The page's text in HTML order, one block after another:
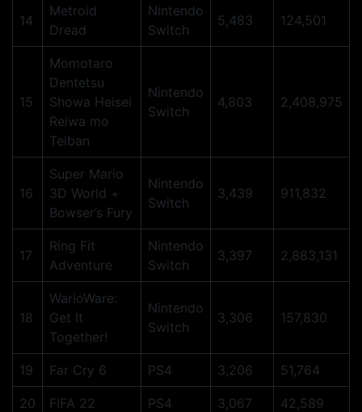
14
Metroid
Dread
Nintendo
Switch
5,483 124,501
15
Momotaro
Dentetsu
Showa Heisei
Reiwa mo
Teiban
Nintendo
Switch
4,803 2,408,975
16
Super Mario
3D World +
Bowser’s Fury
Nintendo
Switch
3,439 911,832
17
Ring Fit
Adventure
Nintendo
Switch
3,397 2,883,131
18
WarioWare:
Get It
Together!
Nintendo
Switch
3,306 157,830
19 Far Cry 6 PS4 3,206 51,764
20 FIFA 22 PS4 3,067 42,589